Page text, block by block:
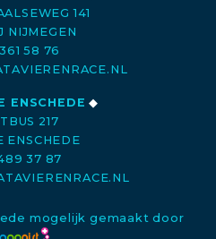
141
NIJMEGEN
58 76
ENSCHEDE ◆
217
ENSCHEDE
37 87
mogelijk gemaakt door